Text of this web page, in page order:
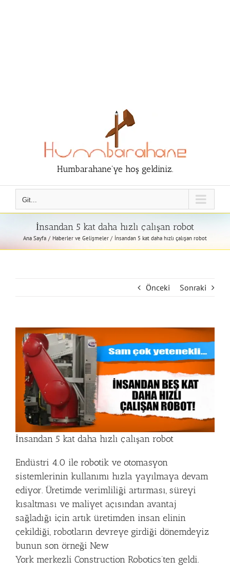
Humbarahane'ye hoş geldiniz.
Git...
İnsandan 5 kat daha hızlı çalışan robot
Ana Sayfa Haberler ve Gelişmeler İnsandan 5 kat daha hızlı çalışan robot
Önceki Sonraki
View
Larger
Image
İnsandan 5 kat daha hızlı çalışan robot
Endüstri 4.0 ile robotik ve otomasyon
sistemlerinin kullanımı hızla yayılmaya devam
ediyor. Üretimde verimliliği artırması, süreyi
kısaltması ve maliyet açısından avantaj
sağladığı için artık üretimden insan elinin
çekildiği, robotların devreye girdiği dönemdeyiz
bunun son örneği New
York merkezli Construction Robotics’ten geldi.